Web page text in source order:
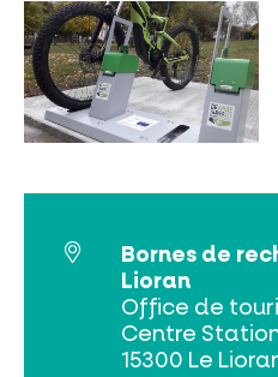
PLEINE
Bornes de
Lioran
Office de
Centre
15300 Le